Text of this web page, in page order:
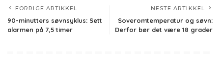
FORRIGE ARTIKKEL
90-minutters søvnsyklus: Sett
alarmen på 7,5 timer
NESTE ARTIKKEL
Soveromtemperatur og søvn:
Derfor bør det være 18 grader